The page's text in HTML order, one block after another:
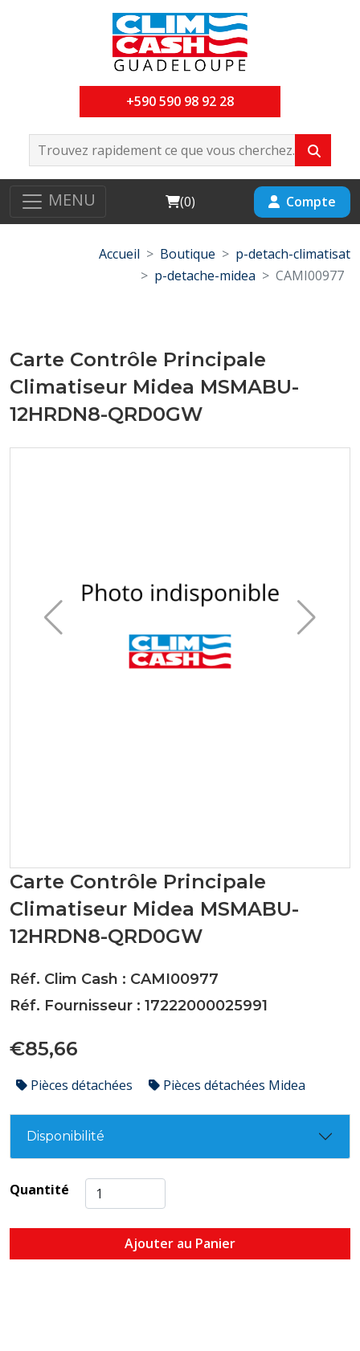
+590 590 98 92 28
MENU Cart
(0) Compte
Accueil Boutique
p-detach-climatisat
p-detache-midea
CAMI00977
Carte Contrôle Principale
Climatiseur Midea MSMABU-
12HRDN8-QRD0GW
Carte Contrôle Principale
Climatiseur Midea MSMABU-
12HRDN8-QRD0GW
Réf. Clim Cash : CAMI00977
Réf. Fournisseur : 17222000025991
€85,66
Pièces détachées Pièces détachées Midea
Disponibilité
Quantité
Ajouter au Panier